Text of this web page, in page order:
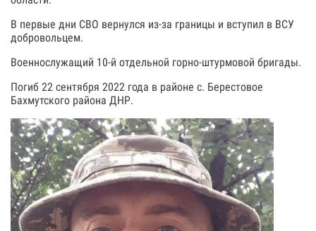
В первые дни СВО вернулся из-за границы и вступил в ВСУ
добровольцем.
Военнослужащий 10-й отдельной горно-штурмовой бригады.
Погиб 22 сентября 2022 года в районе с. Берестовое
Бахмутского района ДНР.